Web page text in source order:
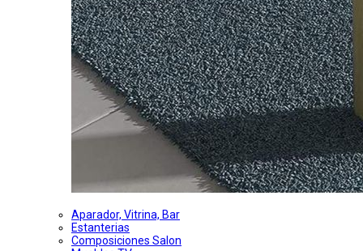
Aparador, Vitrina, Bar
Estanterias
Composiciones Salon